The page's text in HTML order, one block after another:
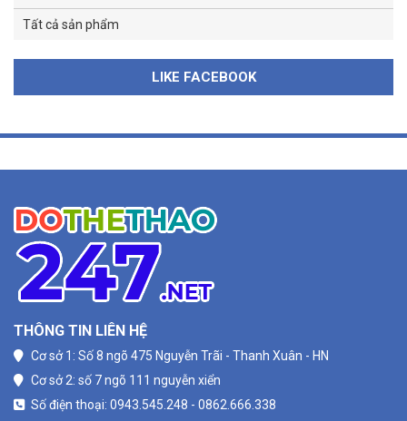
Tất cả sản phẩm
LIKE FACEBOOK
THÔNG TIN LIÊN HỆ
Cơ sở 1: Số 8 ngõ 475 Nguyễn Trãi - Thanh Xuân - HN
Cơ sở 2: số 7 ngõ 111 nguyễn xiển
Số điện thoại: 0943.545.248 - 0862.666.338